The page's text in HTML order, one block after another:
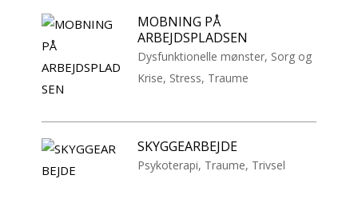
MOBNING PÅ
ARBEJDSPLADSEN
Dysfunktionelle mønster, Sorg og
Krise, Stress, Traume
SKYGGEARBEJDE
Psykoterapi, Traume, Trivsel